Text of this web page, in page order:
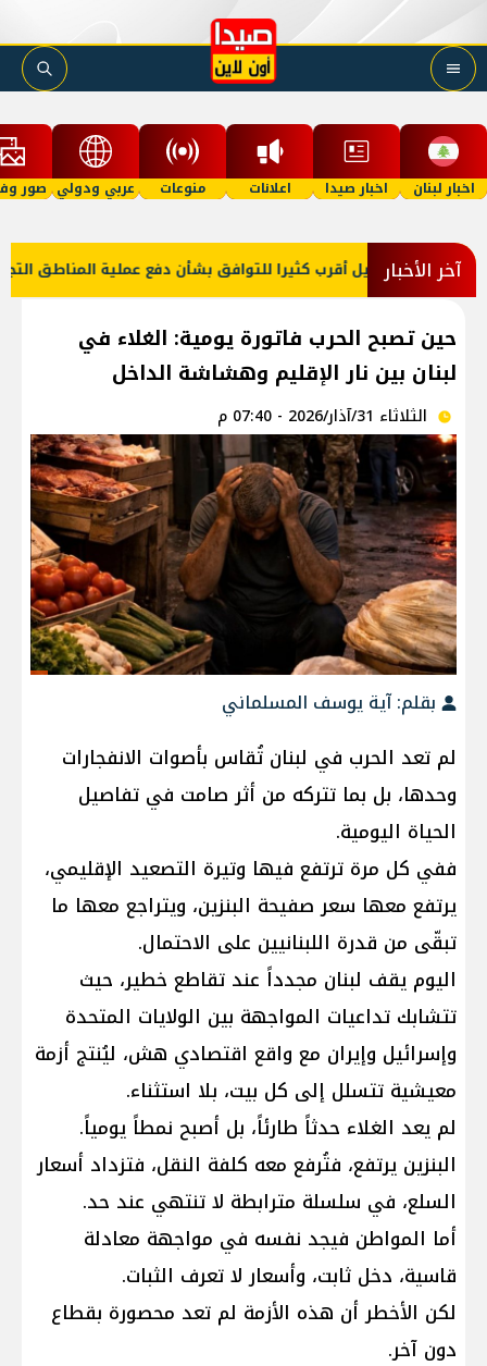
اخبار لبنان اخبار صيدا اعلانات منوعات عربي ودولي صور
آخر الأخبار
لبنان وإسرائيل أقرب كثيرا للتوافق بشأن دفع عملية المناطق
حين تصبح الحرب فاتورة يومية: الغلاء في
لبنان بين نار الإقليم وهشاشة الداخل
الثلاثاء 31/آذار/2026 - 07:40 م
بقلم: آية يوسف المسلماني
لم تعد الحرب في لبنان تُقاس بأصوات الانفجارات
وحدها، بل بما تتركه من أثر صامت في تفاصيل
الحياة اليومية.
ففي كل مرة ترتفع فيها وتيرة التصعيد الإقليمي،
يرتفع معها سعر صفيحة البنزين، ويتراجع معها ما
تبقّى من قدرة اللبنانيين على الاحتمال.
اليوم يقف لبنان مجدداً عند تقاطع خطير، حيث
تتشابك تداعيات المواجهة بين الولايات المتحدة
وإسرائيل وإيران مع واقع اقتصادي هش، ليُنتج أزمة
معيشية تتسلل إلى كل بيت، بلا استثناء.
لم يعد الغلاء حدثاً طارئاً، بل أصبح نمطاً يومياً.
البنزين يرتفع، فتُرفع معه كلفة النقل، فتزداد أسعار
السلع، في سلسلة مترابطة لا تنتهي عند حد.
أما المواطن فيجد نفسه في مواجهة معادلة
قاسية، دخل ثابت، وأسعار لا تعرف الثبات.
لكن الأخطر أن هذه الأزمة لم تعد محصورة بقطاع
دون آخر.